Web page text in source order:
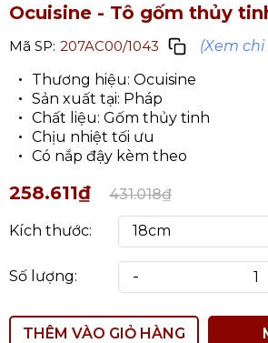
Ocuisine - Tô gốm thủy
Mã SP: 207AC00/1043
(Xem
Thương hiệu: Ocuisine
Sản xuất tại: Pháp
Chất liệu: Gốm thủy tinh
Chịu nhiệt tối ưu
Có nắp đậy kèm theo
258.611₫ 431.018₫
Kích thước:
Số lượng: -
THÊM VÀO GIỎ HÀNG